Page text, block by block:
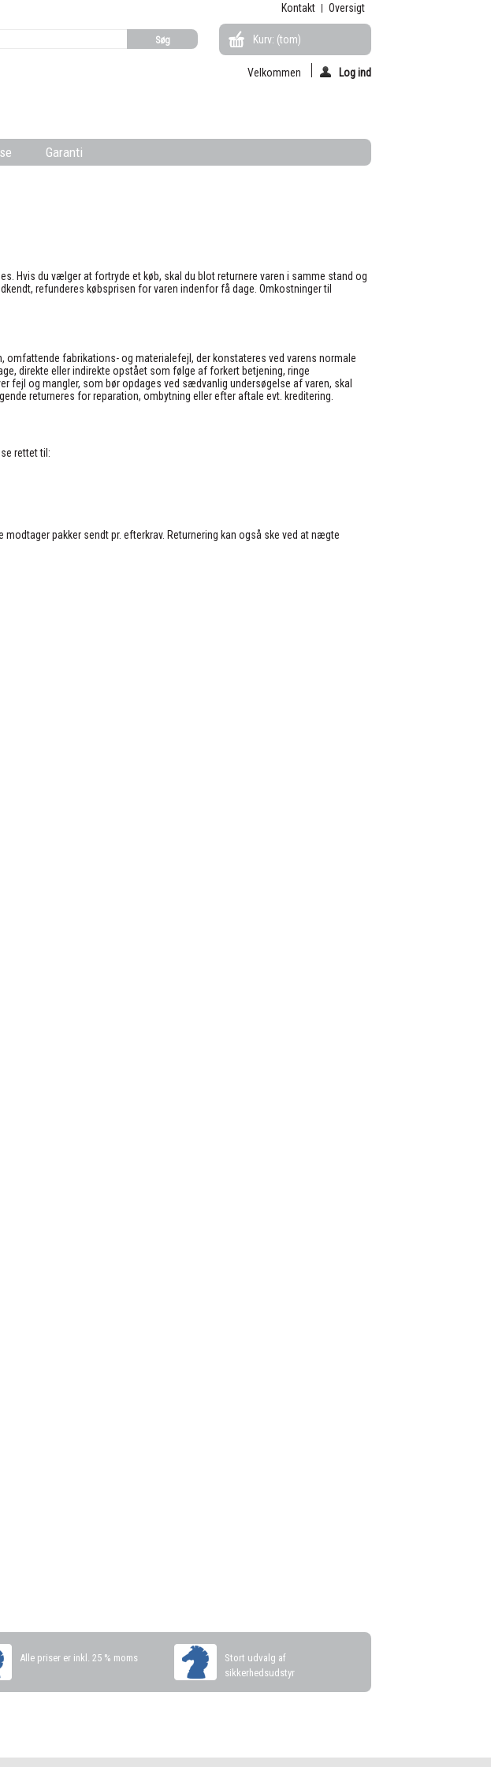
Kontakt Oversigt
Kurv: (tom)
Velkommen Log ind
Garanti
Hvis du vælger at fortryde et køb, skal du blot returnere varen i samme stand og
refunderes købsprisen for varen indenfor få dage. Omkostninger til
omfattende fabrikations- og materialefejl, der konstateres ved varens normale
direkte eller indirekte opstået som følge af forkert betjening, ringe
fejl og mangler, som bør opdages ved sædvanlig undersøgelse af varen, skal
returneres for reparation, ombytning eller efter aftale evt. kreditering.
rettet til:
pakker sendt pr. efterkrav. Returnering kan også ske ved at nægte
Alle priser er inkl. 25 % moms
Stort udvalg af
sikkerhedsudstyr